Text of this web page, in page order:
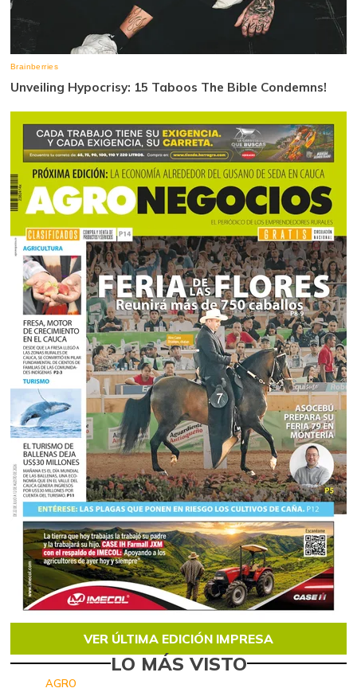
VER ÚLTIMA EDICIÓN IMPRESA
LO MÁS VISTO
AGRO